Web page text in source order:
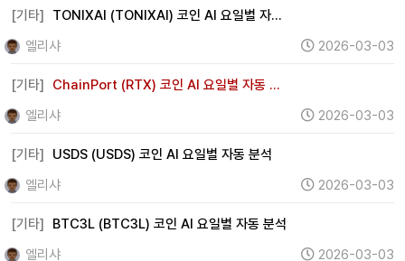
[기타]
TONIXAI (TONIXAI) 코인 AI 요일별 자…
엘리샤
2026-03-03
[기타]
ChainPort (RTX) 코인 AI 요일별 자동 …
엘리샤
2026-03-03
[기타]
USDS (USDS) 코인 AI 요일별 자동 분석
엘리샤
2026-03-03
[기타]
BTC3L (BTC3L) 코인 AI 요일별 자동 분석
엘리샤
2026-03-03